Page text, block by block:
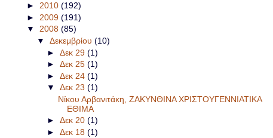
► 2010 (192)
► 2009 (191)
▼ 2008 (85)
▼ Δεκεμβρίου (10)
►Δεκ 29(1)
►Δεκ 25(1)
►Δεκ 24(1)
▼Δεκ 23(1)
Νίκου Αρβανιτάκη, ΖΑΚΥΝΘΙΝΑ ΧΡΙΣΤΟΥΓΕΝΝΙΑΤΙΚΑ
ΕΘΙΜΑ
►Δεκ 20(1)
►Δεκ 18(1)